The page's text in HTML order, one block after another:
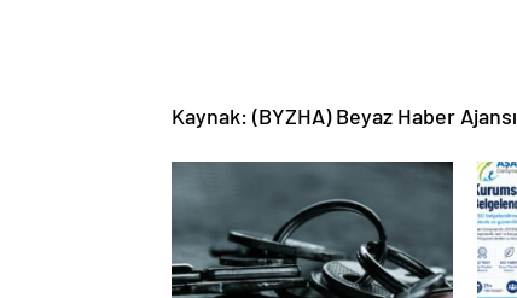
Kaynak: (BYZHA) Beyaz Haber Ajansı